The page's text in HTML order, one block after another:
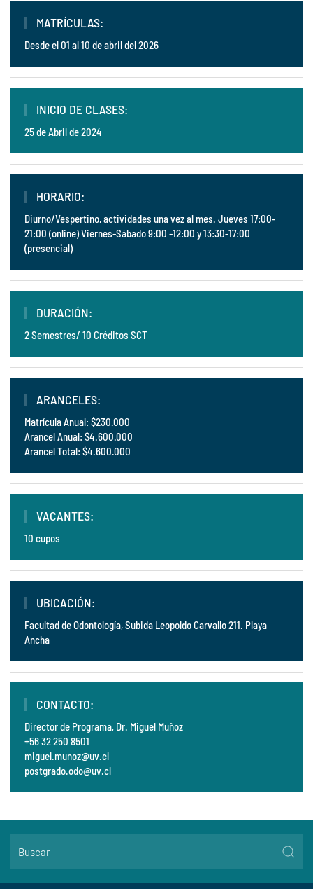
MATRÍCULAS:
Desde el 01 al 10 de abril del 2026
INICIO DE CLASES:
25 de Abril de 2024
HORARIO:
Diurno/Vespertino, actividades una vez al mes. Jueves 17:00-
21:00 (online) Viernes-Sábado 9:00 -12:00 y 13:30-17:00
(presencial)
DURACIÓN:
2 Semestres/ 10 Créditos SCT
ARANCELES:
Matrícula Anual: $230.000
Arancel Anual: $4.600.000
Arancel Total: $4.600.000
VACANTES:
10 cupos
UBICACIÓN:
Facultad de Odontología, Subida Leopoldo Carvallo 211. Playa
Ancha
CONTACTO:
Director de Programa, Dr. Miguel Muñoz
+56 32 250 8501
miguel.munoz@uv.cl
postgrado.odo@uv.cl